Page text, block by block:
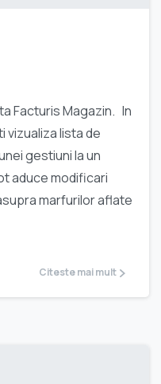
Facturis Magazin. In
vizualiza lista de
gestiuni la un
aduce modificari
marfurilor aflate
Citeste mai mult